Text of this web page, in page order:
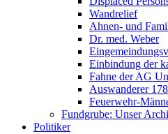
Wandrelief
Ahnen- und
Dr. med. Weber
Einbindung der
Fahne der AG
Auswanderer
Feuerwehr-
Fundgrube: Unser
Politiker